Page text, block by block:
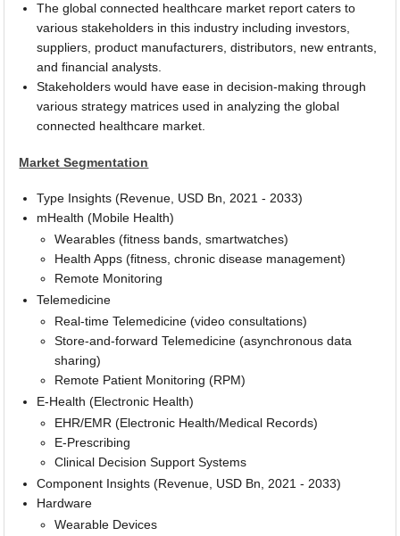
The global connected healthcare market report caters to
various stakeholders in this industry including investors,
suppliers, product manufacturers, distributors, new entrants,
and financial analysts.
Stakeholders would have ease in decision-making through
various strategy matrices used in analyzing the global
connected healthcare market.
Market Segmentation
Type Insights (Revenue, USD Bn, 2021 - 2033)
mHealth (Mobile Health)
Wearables (fitness bands, smartwatches)
Health Apps (fitness, chronic disease management)
Remote Monitoring
Telemedicine
Real-time Telemedicine (video consultations)
Store-and-forward Telemedicine (asynchronous data
sharing)
Remote Patient Monitoring (RPM)
E-Health (Electronic Health)
EHR/EMR (Electronic Health/Medical Records)
E-Prescribing
Clinical Decision Support Systems
Component Insights (Revenue, USD Bn, 2021 - 2033)
Hardware
Wearable Devices